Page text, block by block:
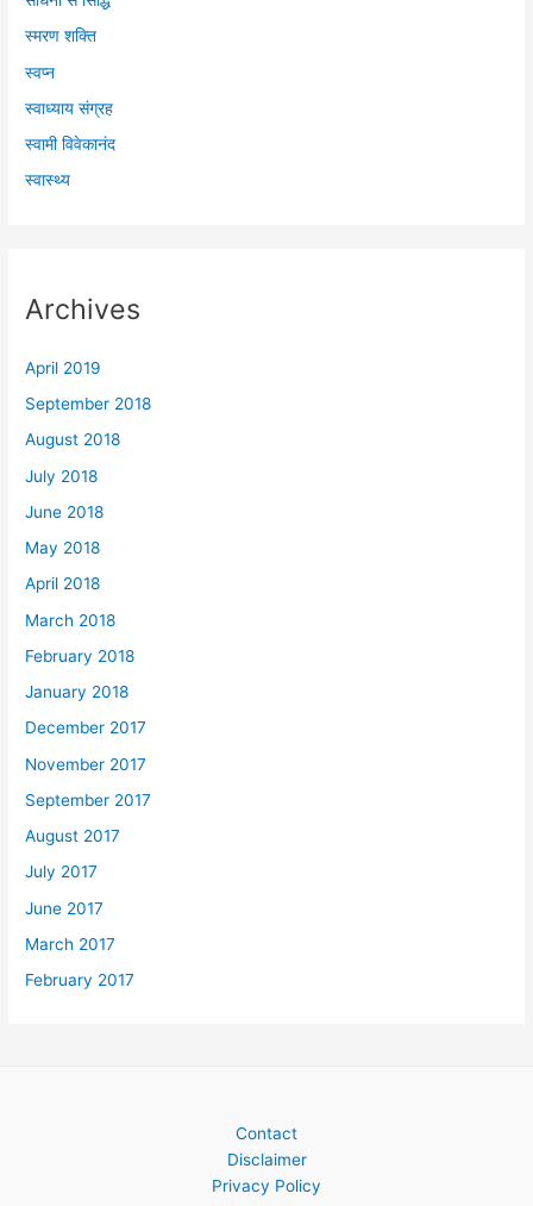
स्मरण शक्ति
स्वप्न
स्वाध्याय संग्रह
स्वामी विवेकानंद
स्वास्थ्य
Archives
April 2019
September 2018
August 2018
July 2018
June 2018
May 2018
April 2018
March 2018
February 2018
January 2018
December 2017
November 2017
September 2017
August 2017
July 2017
June 2017
March 2017
February 2017
Contact
Disclaimer
Privacy Policy